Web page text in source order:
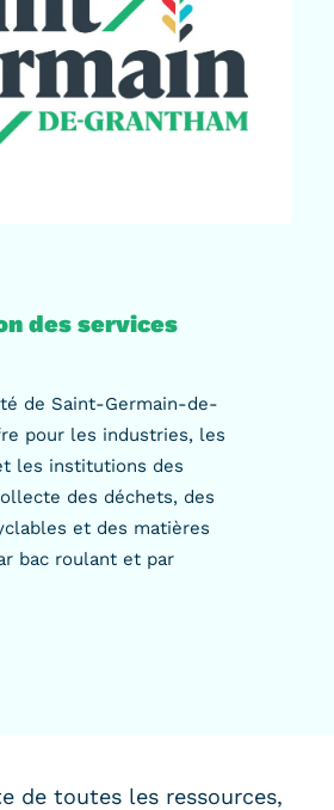
des services
de Saint-Germain-de-
pour les industries, les
les institutions des
des déchets, des
et des matières
bac roulant et par
de toutes les ressources,